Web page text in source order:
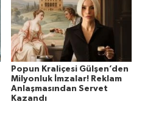
Popun Kraliçesi Gülşen’den
Milyonluk İmzalar! Reklam
Anlaşmasından Servet
Kazandı